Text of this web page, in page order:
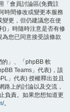
「會員討論區(免費註
時間修改或變更本服務
更，但仍建議您在使
)」時隨時注意是否有修
您已同意接受該條款
」、「phpBB 軟
Teams」代表)，該
」代表) 授權釋出並且
路上的討論以及交流，
負責。如果您想知道更
。